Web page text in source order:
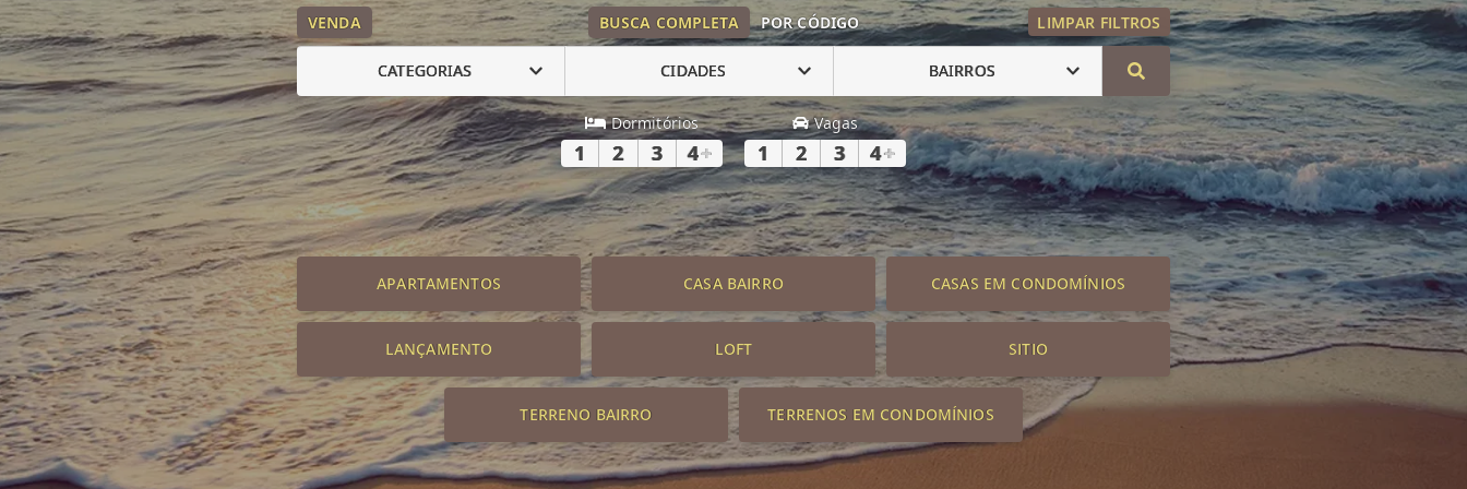
VENDA BUSCA COMPLETA POR CÓDIGO LIMPAR FILTROS
CATEGORIAS CIDADES BAIRROS
Dormitórios
1 2 3 4+
Vagas
1 2 3 4+
APARTAMENTOS CASA BAIRRO CASAS EM CONDOMÍNIOS
LANÇAMENTO LOFT SITIO
TERRENO BAIRRO TERRENOS EM CONDOMÍNIOS